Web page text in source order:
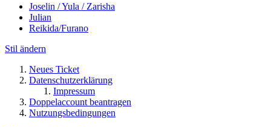
Joselin / Yula / Zarisha
Julian
Reikida/Furano
Stil ändern
Neues Ticket
Datenschutzerklärung
Impressum
Doppelaccount beantragen
Nutzungsbedingungen